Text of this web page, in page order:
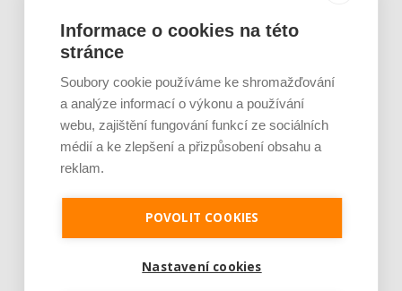
budou z „orloje“ padat
symbolicky jedenáctkrát
pro sběratele i běžné lidi
lákavým úlovkem, měli by
ale dávat pozor, aby sami
v časostroji něco
nezapomněli. V rámci
prsten, jiný zase klíče od
naštěstí předměty našly své
Informace o cookies na této
stránce
Soubory cookie používáme ke shromažďování
a analýze informací o výkonu a používání
webu, zajištění fungování funkcí ze sociálních
médií a ke zlepšení a přizpůsobení obsahu a
reklam.
POVOLIT COOKIES
Nastavení cookies